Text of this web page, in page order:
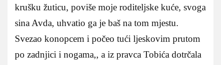
krušku žuticu, poviše moje roditeljske kuće, svoga
sina Avda, uhvatio ga je baš na tom mjestu.
Svezao konopcem i počeo tući ljeskovim prutom
po zadnjici i nogama,, a iz pravca Tobića dotrčala